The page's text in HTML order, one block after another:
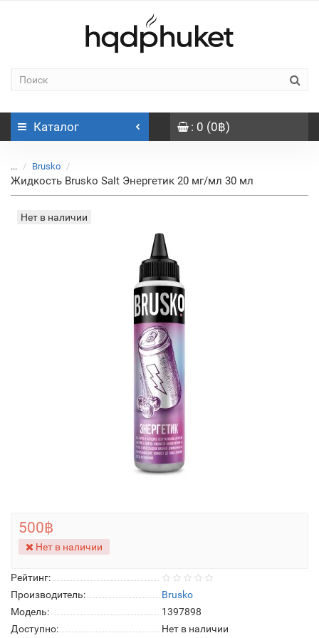
Каталог : 0 (0฿)
... Brusko
Жидкость Brusko Salt Энергетик 20 мг/мл 30 мл
Нет в наличии
Рейтинг:
Производитель:
Brusko
Модель:
1397898
Доступно:
Нет в наличии
500฿
Нет в наличии